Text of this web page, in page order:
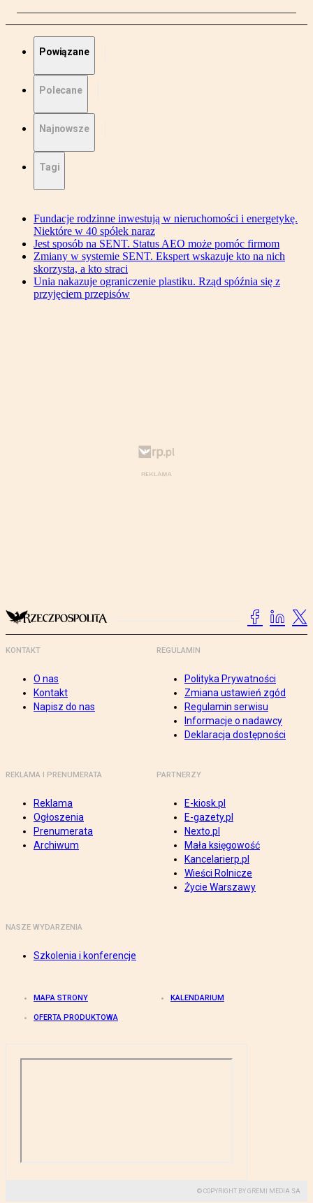
Powiązane
Polecane
Najnowsze
Tagi
Fundacje rodzinne inwestują w nieruchomości i energetykę.
Niektóre w 40 spółek naraz
Jest sposób na SENT. Status AEO może pomóc firmom
Zmiany w systemie SENT. Ekspert wskazuje kto na nich
skorzysta, a kto straci
Unia nakazuje ograniczenie plastiku. Rząd spóźnia się z
przyjęciem przepisów
KONTAKT
O nas
Kontakt
Napisz do nas
REGULAMIN
Polityka Prywatności
Zmiana ustawień zgód
Regulamin serwisu
Informacje o nadawcy
Deklaracja dostępności
REKLAMA I PRENUMERATA
Reklama
Ogłoszenia
Prenumerata
Archiwum
PARTNERZY
E-kiosk.pl
E-gazety.pl
Nexto.pl
Mała księgowość
Kancelarierp.pl
Wieści Rolnicze
Życie Warszawy
NASZE WYDARZENIA
Szkolenia i konferencje
MAPA STRONY KALENDARIUM
OFERTA PRODUKTOWA
© COPYRIGHT BY GREMI MEDIA SA